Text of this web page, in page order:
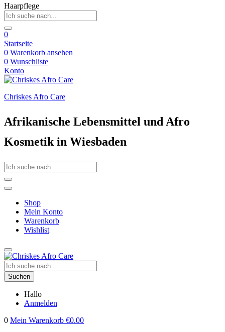
Haarpflege
0
Startseite
0 Warenkorb ansehen
0 Wunschliste
Konto
Chriskes Afro Care
Afrikanische Lebensmittel und Afro
Kosmetik in Wiesbaden
Shop
Mein Konto
Warenkorb
Wishlist
Suchen
Hallo
Anmelden
0 Mein Warenkorb €0.00